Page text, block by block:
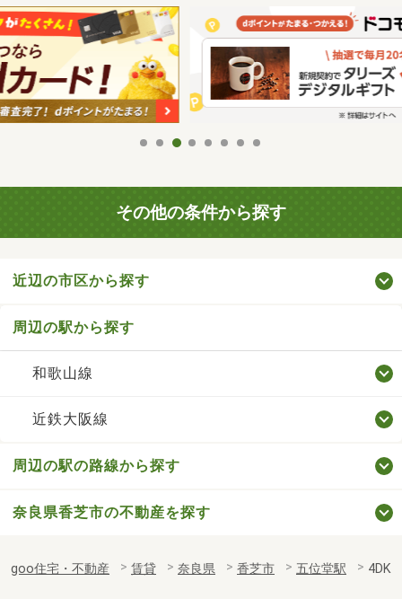
その他の条件から探す
近辺の市区から探す
周辺の駅から探す
和歌山線
近鉄大阪線
周辺の駅の路線から探す
奈良県香芝市の不動産を探す
goo住宅・不動産 賃貸 奈良県 香芝市 五位堂駅 4DK